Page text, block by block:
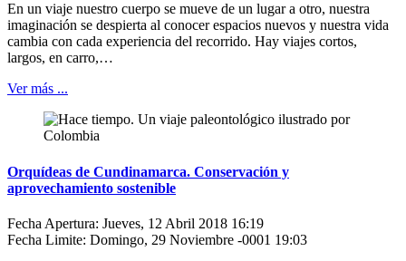
En un viaje nuestro cuerpo se mueve de un lugar a otro, nuestra
imaginación se despierta al conocer espacios nuevos y nuestra vida
cambia con cada experiencia del recorrido. Hay viajes cortos,
largos, en carro,…
Ver más ...
Orquídeas de Cundinamarca. Conservación y
aprovechamiento sostenible
Fecha Apertura: Jueves, 12 Abril 2018 16:19
Fecha Limite: Domingo, 29 Noviembre -0001 19:03